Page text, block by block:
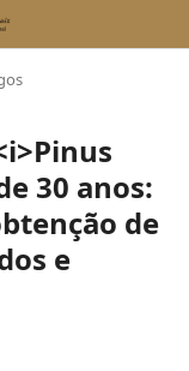
30 anos:
de
e